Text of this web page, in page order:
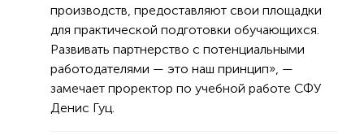
производств, предоставляют свои площадки
для практической подготовки обучающихся.
Развивать партнерство с потенциальными
работодателями — это наш принцип», —
замечает проректор по учебной работе СФУ
Денис Гуц.